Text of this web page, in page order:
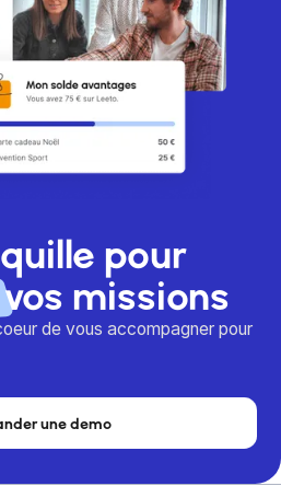
pour
vos missions
de vous accompagner pour
une demo